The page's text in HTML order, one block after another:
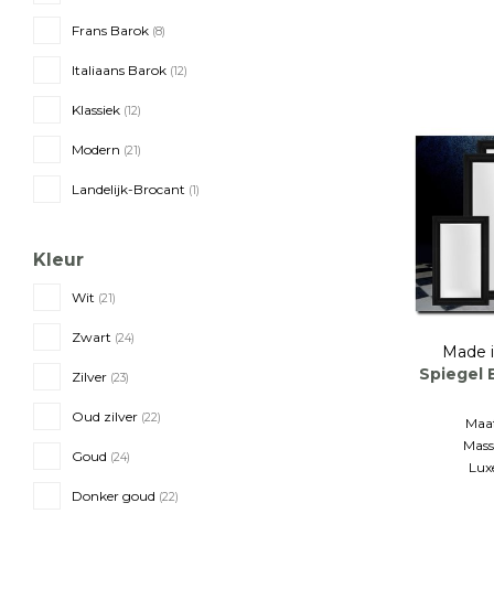
Frans Barok (8)
Italiaans Barok (12)
Klassiek (12)
Modern (21)
Landelijk-Brocant (1)
Kleur
Wit (21)
Zwart (24)
Zilver (23)
Oud zilver (22)
Goud (24)
Donker goud (22)
Made
Spiegel